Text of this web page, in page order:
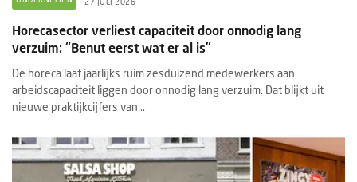
Horecasector verliest capaciteit door onnodig lang
verzuim: “Benut eerst wat er al is”
De horeca laat jaarlijks ruim zesduizend medewerkers aan
arbeidscapaciteit liggen door onnodig lang verzuim. Dat blijkt uit
nieuwe praktijkcijfers van...